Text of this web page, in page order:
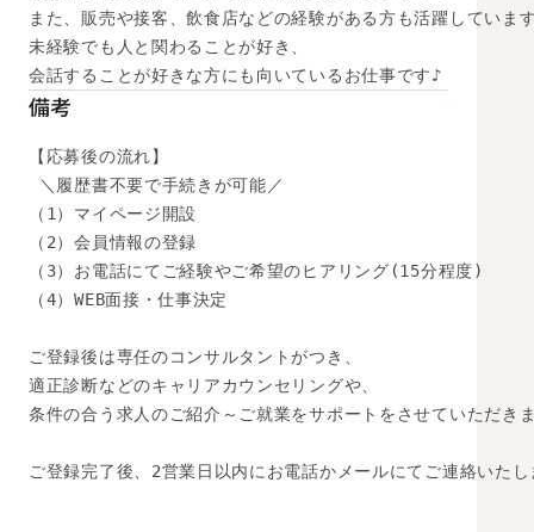
また、販売や接客、飲食店などの経験がある方も活躍していま
未経験でも人と関わることが好き、
会話することが好きな方にも向いているお仕事です♪
備考
【応募後の流れ】
＼履歴書不要で手続きが可能／
（1）マイページ開設
（2）会員情報の登録
（3）お電話にてご経験やご希望のヒアリング(15分程度)
（4）WEB面接・仕事決定
ご登録後は専任のコンサルタントがつき、
適正診断などのキャリアカウンセリングや、
条件の合う求人のご紹介～ご就業をサポートをさせていただき
ご登録完了後、2営業日以内にお電話かメールにてご連絡いたし